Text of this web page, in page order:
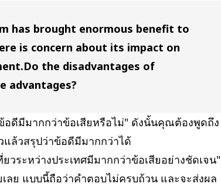
ณะอย่างไร? และปัญหาเหล่านี้มีมากกว่าข้อดี
ง...คืออะไร?
or negative development?
ทางบวกหรือทางลบ?
has brought enormous benefit to
is concern about its impact on
Do the disadvantages of
advantages?
ดีมีมากกว่าข้อเสียหรือไม่" ดังนั้นคุณต้องพูดถึง
แล้วสรุปว่าข้อดีมีมากกว่าได้
ระหว่างประเทศมีมากกว่าข้อเสียอย่างชัดเจน"
ลย แบบนี้ถือว่าคำตอบไม่ครบถ้วน และจะส่งผล